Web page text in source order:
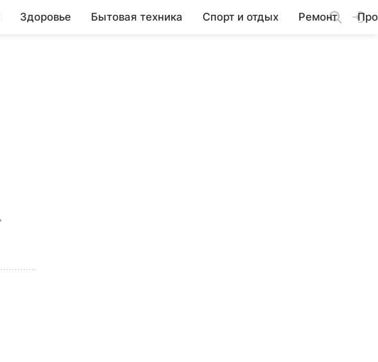
Здоровье Бытовая техника Спорт и отдых Ремонт